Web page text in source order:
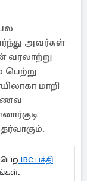
அவர்கள்
வரலாற்று
பெற்று
மாறி
IBC பக்தி